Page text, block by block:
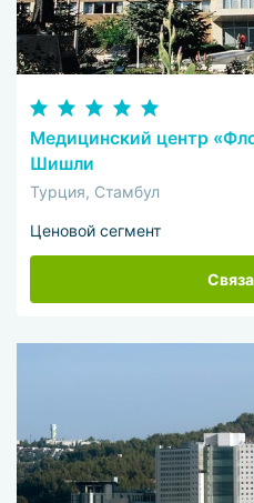
Медицинский центр
Шишли
Турция, Стамбул
Ценовой сегмент